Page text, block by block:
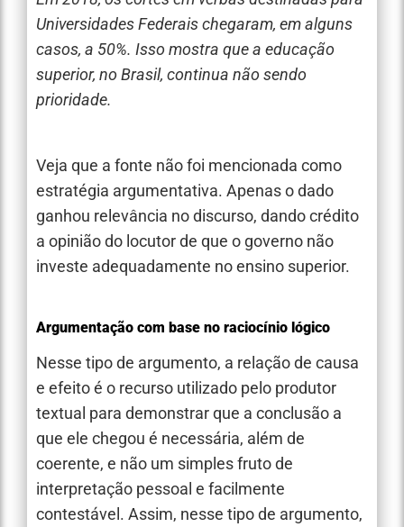
Universidades Federais chegaram, em alguns
casos, a 50%. Isso mostra que a educação
superior, no Brasil, continua não sendo
prioridade.
Veja que a fonte não foi mencionada como
estratégia argumentativa. Apenas o dado
ganhou relevância no discurso, dando crédito
a opinião do locutor de que o governo não
investe adequadamente no ensino superior.
Argumentação com base no raciocínio lógico
Nesse tipo de argumento, a relação de causa
e efeito é o recurso utilizado pelo produtor
textual para demonstrar que a conclusão a
que ele chegou é necessária, além de
coerente, e não um simples fruto de
interpretação pessoal e facilmente
contestável. Assim, nesse tipo de argumento,